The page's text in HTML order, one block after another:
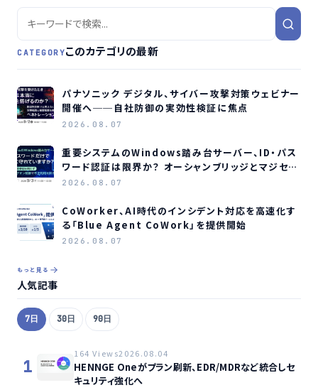
CATEGORYこのカテゴリの最新
パナソニック デジタル、サイバー攻撃対策ウェビナー
開催へ──自社防御の実効性検証に焦点
2026.08.07
重要システムのWindows踏み台サーバー、ID・パス
ワード認証は限界か？ オーシャンブリッジとマジセミ
がウェビナー開催へ
2026.08.07
CoWorker、AI時代のインシデント対応を高速化す
る「Blue Agent CoWork」を提供開始
2026.08.07
もっと見る
人気記事
7日 30日 90日
1
164 Views2026.08.04
HENNGE Oneがプラン刷新、EDR/MDRなど統合しセ
キュリティ強化へ